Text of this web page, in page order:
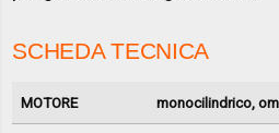
SCHEDA TECNICA
MOTORE monocilindrico,